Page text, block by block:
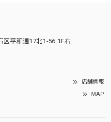
区平和通17北1-56 1F右
店舗情報
MAP